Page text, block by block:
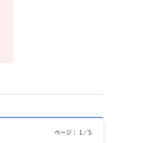
ページ： 1 ／5